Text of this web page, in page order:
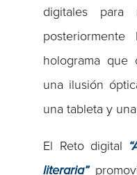
digitales
holograma
una ilusión
una tableta y
El Reto digital
literaria”